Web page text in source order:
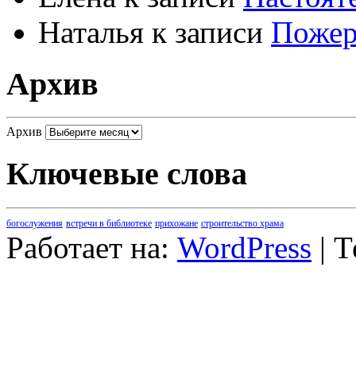
Наталья к записи
Архив
Архив
Ключевые слова
богослужения встречи в библиотеке прихожане строительство храма
Работает на: WordPress |